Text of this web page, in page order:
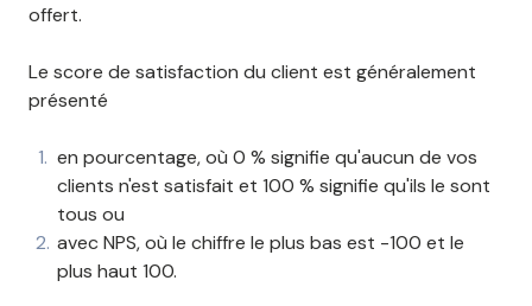
offert.
Le score de satisfaction du client est généralement
présenté
en pourcentage, où 0 % signifie qu'aucun de vos
clients n'est satisfait et 100 % signifie qu'ils le sont
tous ou
avec NPS, où le chiffre le plus bas est -100 et le
plus haut 100.